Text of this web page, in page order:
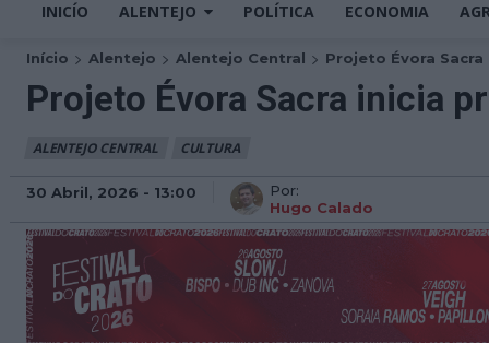
INICÍO ALENTEJO POLÍTICA ECONOMIA
Início Alentejo Alentejo Central Projeto Évora Sacra
Projeto Évora Sacra inicia
ALENTEJO CENTRAL CULTURA
30 Abril, 2026 - 13:00
Por:
Hugo Calado